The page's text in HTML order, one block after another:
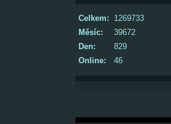
Online: 46
Celkem:
1269733
Měsíc:
39672
Den:
829